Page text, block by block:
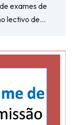
exames de
lectivo de…